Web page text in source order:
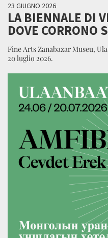
23 GIUGNO 2026
LA BIENNALE DI
DOVE CORRONO
Fine Arts Zanabazar Museu,
20 luglio 2026.